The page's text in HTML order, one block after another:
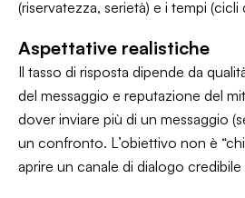
(riservatezza, serietà) e i tempi
Aspettative realistiche
Il tasso di risposta dipende da
del messaggio e reputazione del
dover inviare più di un messaggio
un confronto. L’obiettivo non è
aprire un canale di dialogo